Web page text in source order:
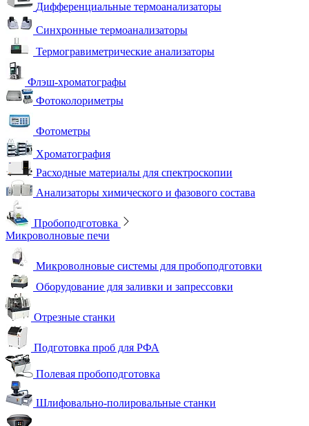
Дифференциальные термоанализаторы
Синхронные термоанализаторы
Термогравиметрические анализаторы
Флэш-хроматографы
Фотоколориметры
Фотометры
Хроматография
Расходные материалы для спектроскопии
Анализаторы химического и фазового состава
Пробоподготовка
Микроволновые печи
Микроволновые системы для пробоподготовки
Оборудование для заливки и запрессовки
Отрезные станки
Подготовка проб для РФА
Полевая пробоподготовка
Шлифовально-полировальные станки